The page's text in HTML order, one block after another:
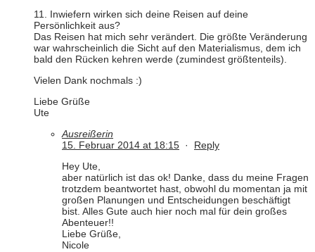
11. Inwiefern wirken sich deine Reisen auf deine
Persönlichkeit aus?
Das Reisen hat mich sehr verändert. Die größte Veränderung
war wahrscheinlich die Sicht auf den Materialismus, dem ich
bald den Rücken kehren werde (zumindest größtenteils).
Vielen Dank nochmals :)
Liebe Grüße
Ute
Ausreißerin
15. Februar 2014 at 18:15 · Reply
Hey Ute,
aber natürlich ist das ok! Danke, dass du meine Fragen
trotzdem beantwortet hast, obwohl du momentan ja mit
großen Planungen und Entscheidungen beschäftigt
bist. Alles Gute auch hier noch mal für dein großes
Abenteuer!!
Liebe Grüße,
Nicole